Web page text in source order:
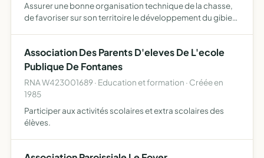
Assurer une bonne organisation technique de la chasse,
de favoriser sur son territoire le développement du gibier
Association Des Parents D'eleves De L'ecole
Publique De Fontanes
RNA W423001689 · Education et formation · Créée en
1985
Participer aux activités scolaires et extra scolaires des
élèves.